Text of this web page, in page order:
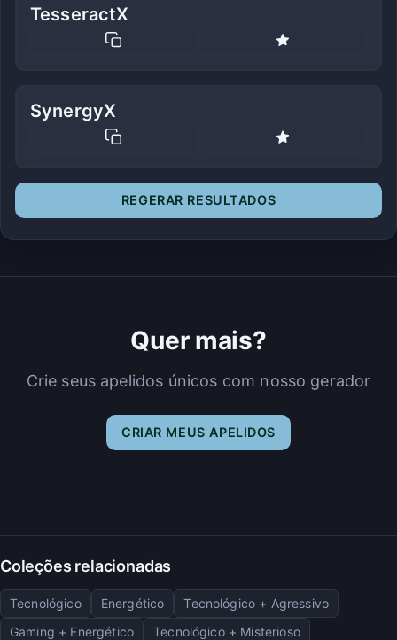
TesseractX
SynergyX
REGERAR RESULTADOS
Quer mais?
Crie seus apelidos únicos com nosso gerador
CRIAR MEUS APELIDOS
Coleções relacionadas
Tecnológico Energético
Tecnológico + Agressivo
Gaming + Energético
Tecnológico + Misterioso